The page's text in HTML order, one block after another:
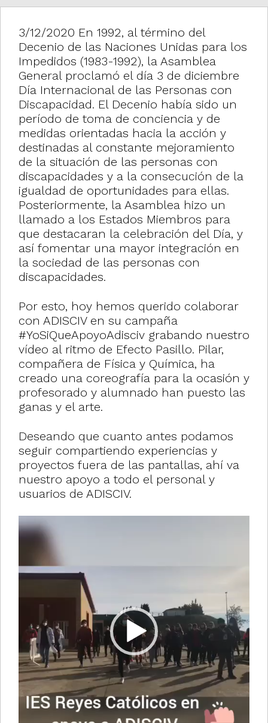
3/12/2020 En 1992, al término del
Decenio de las Naciones Unidas para los
Impedidos (1983-1992), la Asamblea
General proclamó el día 3 de diciembre
Día Internacional de las Personas con
Discapacidad. El Decenio había sido un
período de toma de conciencia y de
medidas orientadas hacia la acción y
destinadas al constante mejoramiento
de la situación de las personas con
discapacidades y a la consecución de la
igualdad de oportunidades para ellas.
Posteriormente, la Asamblea hizo un
llamado a los Estados Miembros para
que destacaran la celebración del Día, y
así fomentar una mayor integración en
la sociedad de las personas con
discapacidades.
Por esto, hoy hemos querido colaborar
con ADISCIV en su campaña
#YoSiQueApoyoAdisciv grabando nuestro
vídeo al ritmo de Efecto Pasillo. Pilar,
compañera de Física y Química, ha
creado una coreografía para la ocasión y
profesorado y alumnado han puesto las
ganas y el arte.
Deseando que cuanto antes podamos
seguir compartiendo experiencias y
proyectos fuera de las pantallas, ahí va
nuestro apoyo a todo el personal y
usuarios de ADISCIV.
Reproductor
vídeo